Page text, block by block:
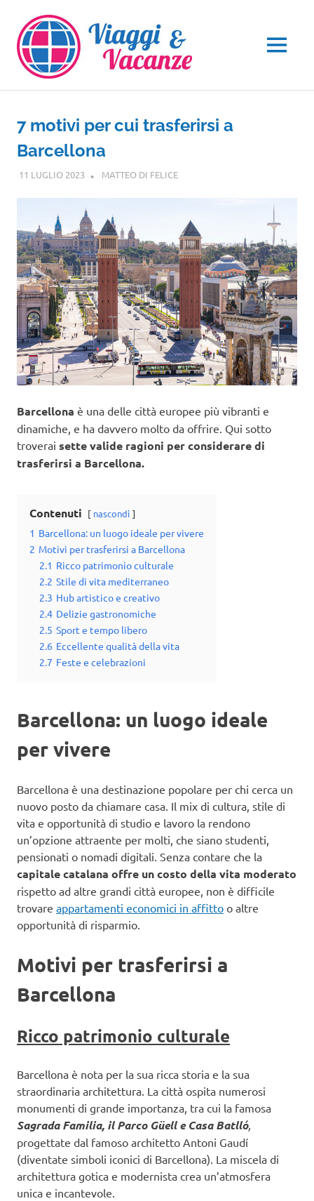
contenuto
MENU
7 motivi per cui trasferirsi a
Barcellona
11 LUGLIO 2023 MATTEO DI FELICEEUROPA
Barcellona è una delle città europee più vibranti e
dinamiche, e ha davvero molto da offrire. Qui sotto
troverai sette valide ragioni per considerare di
trasferirsi a Barcellona.
Contenuti nascondi
1 Barcellona: un luogo ideale per vivere
2 Motivi per trasferirsi a Barcellona
2.1 Ricco patrimonio culturale
2.2 Stile di vita mediterraneo
2.3 Hub artistico e creativo
2.4 Delizie gastronomiche
2.5 Sport e tempo libero
2.6 Eccellente qualità della vita
2.7 Feste e celebrazioni
Barcellona: un luogo ideale
per vivere
Barcellona è una destinazione popolare per chi cerca un
nuovo posto da chiamare casa. Il mix di cultura, stile di
vita e opportunità di studio e lavoro la rendono
un’opzione attraente per molti, che siano studenti,
pensionati o nomadi digitali. Senza contare che la
capitale catalana offre un costo della vita moderato
rispetto ad altre grandi città europee, non è difficile
trovare appartamenti economici in affitto o altre
opportunità di risparmio.
Motivi per trasferirsi a
Barcellona
Ricco patrimonio culturale
Barcellona è nota per la sua ricca storia e la sua
straordinaria architettura. La città ospita numerosi
monumenti di grande importanza, tra cui la famosa
Sagrada Familia, il Parco Güell e Casa Batlló,
progettate dal famoso architetto Antoni Gaudí
(diventate simboli iconici di Barcellona). La miscela di
architettura gotica e modernista crea un’atmosfera
unica e incantevole.